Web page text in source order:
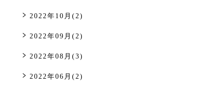
2022年10月(2)
2022年09月(2)
2022年08月(3)
2022年06月(2)